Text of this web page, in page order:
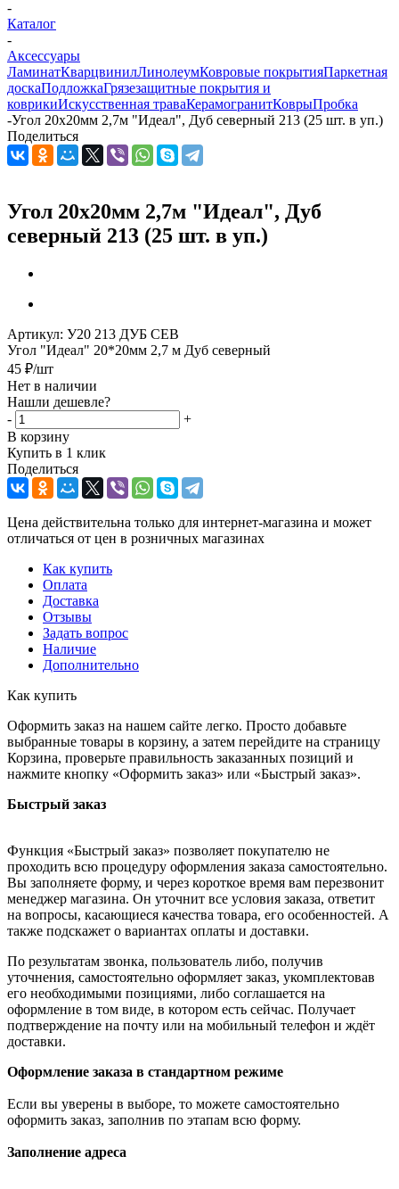
-
Каталог
-
Аксессуары
ЛаминатКварцвинилЛинолеумКовровые покрытияПаркетная
доскаПодложкаГрязезащитные покрытия и
коврикиИскусственная траваКерамогранитКоврыПробка
-Угол 20х20мм 2,7м "Идеал", Дуб северный 213 (25 шт. в уп.)
Поделиться
Угол 20х20мм 2,7м "Идеал", Дуб
северный 213 (25 шт. в уп.)
Артикул: У20 213 ДУБ СЕВ
Угол "Идеал" 20*20мм 2,7 м Дуб северный
45 ₽/шт
Нет в наличии
Нашли дешевле?
-
+
В корзину
Купить в 1 клик
Поделиться
Цена действительна только для интернет-магазина и может
отличаться от цен в розничных магазинах
Как купить
Оплата
Доставка
Отзывы
Задать вопрос
Наличие
Дополнительно
Как купить
Оформить заказ на нашем сайте легко. Просто добавьте
выбранные товары в корзину, а затем перейдите на страницу
Корзина, проверьте правильность заказанных позиций и
нажмите кнопку «Оформить заказ» или «Быстрый заказ».
Быстрый заказ
Функция «Быстрый заказ» позволяет покупателю не
проходить всю процедуру оформления заказа самостоятельно.
Вы заполняете форму, и через короткое время вам перезвонит
менеджер магазина. Он уточнит все условия заказа, ответит
на вопросы, касающиеся качества товара, его особенностей. А
также подскажет о вариантах оплаты и доставки.
По результатам звонка, пользователь либо, получив
уточнения, самостоятельно оформляет заказ, укомплектовав
его необходимыми позициями, либо соглашается на
оформление в том виде, в котором есть сейчас. Получает
подтверждение на почту или на мобильный телефон и ждёт
доставки.
Оформление заказа в стандартном режиме
Если вы уверены в выборе, то можете самостоятельно
оформить заказ, заполнив по этапам всю форму.
Заполнение адреса